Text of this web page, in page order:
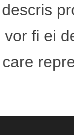
vor fi ei
care